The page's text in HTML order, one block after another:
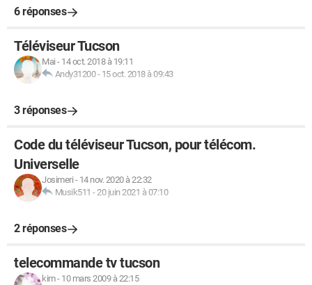
6 réponses
Téléviseur Tucson
Mai - 14 oct. 2018 à 19:11
Andy31200- 15 oct. 2018 à 09:43
3 réponses
Code du téléviseur Tucson, pour télécom.
Universelle
Josimeri - 14 nov. 2020 à 22:32
Musik511 -20 juin 2021 à 07:10
2 réponses
telecommande tv tucson
kim- 10 mars 2009 à 22:15